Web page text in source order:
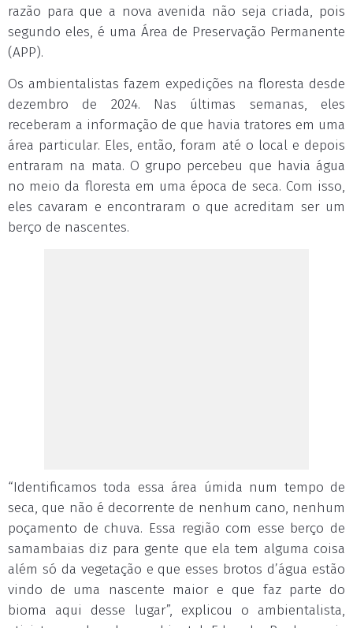
razão para que a nova avenida não seja criada, pois
segundo eles, é uma Área de Preservação Permanente
(APP).
Os ambientalistas fazem expedições na floresta desde
dezembro de 2024. Nas últimas semanas, eles
receberam a informação de que havia tratores em uma
área particular. Eles, então, foram até o local e depois
entraram na mata. O grupo percebeu que havia água
no meio da floresta em uma época de seca. Com isso,
eles cavaram e encontraram o que acreditam ser um
berço de nascentes.
“Identificamos toda essa área úmida num tempo de
seca, que não é decorrente de nenhum cano, nenhum
poçamento de chuva. Essa região com esse berço de
samambaias diz para gente que ela tem alguma coisa
além só da vegetação e que esses brotos d’água estão
vindo de uma nascente maior e que faz parte do
bioma aqui desse lugar”, explicou o ambientalista,